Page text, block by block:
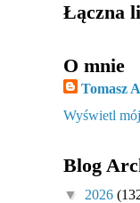
Łączna
O mnie
Tomasz
Wyświetl
Blog
▼ 2026